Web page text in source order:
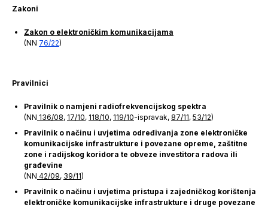
Zakoni
Zakon o elektroničkim komunikacijama
(NN 76/22)
Pravilnici
Pravilnik o namjeni radiofrekvencijskog spektra
(NN 136/08, 17/10, 118/10, 119/10-ispravak, 87/11, 53/12)
Pravilnik o načinu i uvjetima određivanja zone elektroničke
komunikacijske infrastrukture i povezane opreme, zaštitne
zone i radijskog koridora te obveze investitora radova ili
građevine
(NN 42/09, 39/11)
Pravilnik o načinu i uvjetima pristupa i zajedničkog korištenja
elektroničke komunikacijske infrastrukture i druge povezane